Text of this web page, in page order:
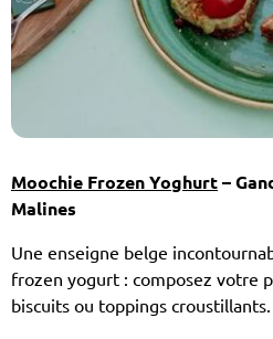
Moochie Frozen Yoghurt –
Malines
Une enseigne belge
frozen yogurt : composez votre
biscuits ou toppings croustillants.